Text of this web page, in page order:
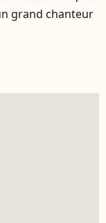
grand chanteur